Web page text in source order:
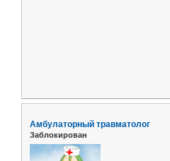
Амбулаторный травматолог
Заблокирован